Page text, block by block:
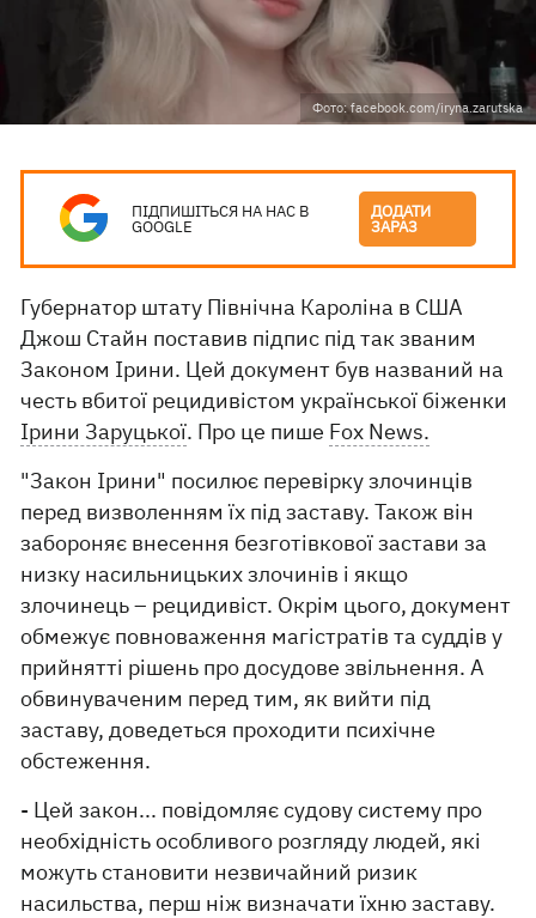
Фото: facebook.com/iryna.zarutska
ПІДПИШІТЬСЯ НА НАС В
GOOGLE
ДОДАТИ
ЗАРАЗ
Губернатор штату Північна Кароліна в США
Джош Стайн поставив підпис під так званим
Законом Ірини. Цей документ був названий на
честь вбитої рецидивістом української біженки
Ірини Заруцької. Про це пише Fox News.
"Закон Ірини" посилює перевірку злочинців
перед визволенням їх під заставу. Також він
забороняє внесення безготівкової застави за
низку насильницьких злочинів і якщо
злочинець – рецидивіст. Окрім цього, документ
обмежує повноваження магістратів та суддів у
прийнятті рішень про досудове звільнення. А
обвинуваченим перед тим, як вийти під
заставу, доведеться проходити психічне
обстеження.
- Цей закон... повідомляє судову систему про
необхідність особливого розгляду людей, які
можуть становити незвичайний ризик
насильства, перш ніж визначати їхню заставу.